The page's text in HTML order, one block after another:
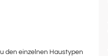
den einzelnen Haustypen